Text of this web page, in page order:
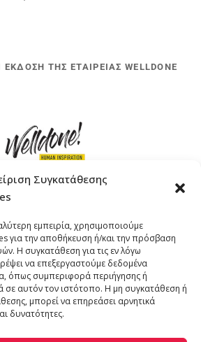
Συγκατάθεσης
εμπειρία, χρησιμοποιούμε
για την αποθήκευση ή/και την πρόσβαση
Η συγκατάθεση για τις εν λόγω
να επεξεργαστούμε δεδομένα
όπως συμπεριφορά περιήγησης ή
σε αυτόν τον ιστότοπο. Η μη συγκατάθεση ή
μπορεί να επηρεάσει αρνητικά
δυνατότητες.
ΤΗΣ ΕΤΑΙΡΕΙΑΣ WELLDONE